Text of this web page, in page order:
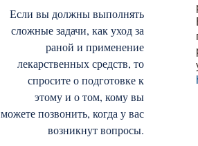
Если вы должны выполнять
сложные задачи, как уход за
раной и применение
лекарственных средств, то
спросите о подготовке к
этому и о том, кому вы
можете позвонить, когда у вас
возникнут вопросы.